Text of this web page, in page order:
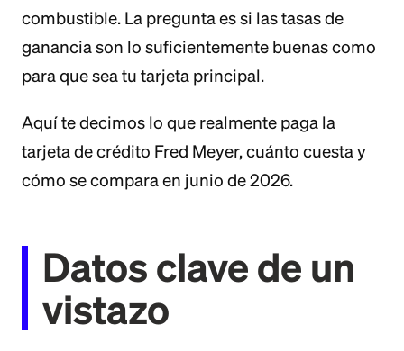
combustible. La pregunta es si las tasas de
ganancia son lo suficientemente buenas como
para que sea tu tarjeta principal.
Aquí te decimos lo que realmente paga la
tarjeta de crédito Fred Meyer, cuánto cuesta y
cómo se compara en junio de 2026.
Datos clave de un
vistazo